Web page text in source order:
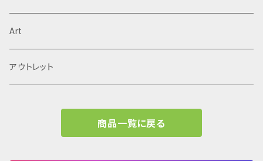
C3 magazine
El Croquis
Logo
Typography
Products
家具
Art
アウトレット
商品一覧に戻る